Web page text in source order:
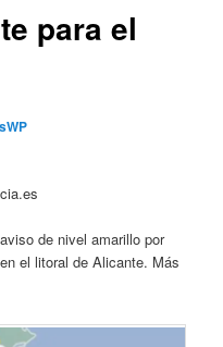
para el
de nivel amarillo por
el litoral de Alicante. Más